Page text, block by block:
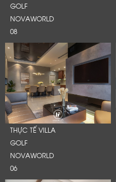
GOLF
NOVAWORLD
08
THỰC TẾ VILLA
GOLF
NOVAWORLD
06